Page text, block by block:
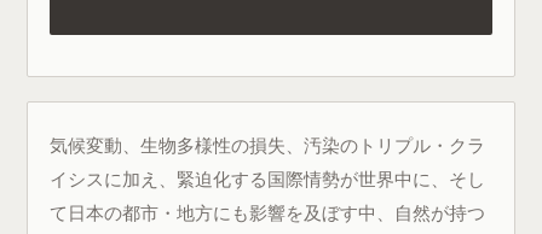
気候変動、生物多様性の損失、汚染のトリプル・クラ
イシスに加え、緊迫化する国際情勢が世界中に、そし
て日本の都市・地方にも影響を及ぼす中、自然が持つ